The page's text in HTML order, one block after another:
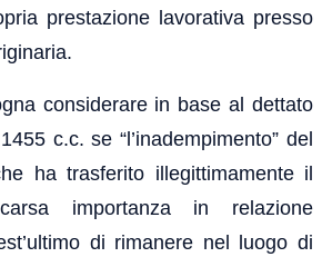
prestazione lavorativa presso
considerare in base al dettato
c.c. se “l’inadempimento” del
ha trasferito illegittimamente il
importanza in relazione
di rimanere nel luogo di